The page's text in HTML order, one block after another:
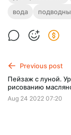
гуашью
вода
Previous post
Пейзаж с луной.
рисованию
пастелью
Aug 24 2022 07:20